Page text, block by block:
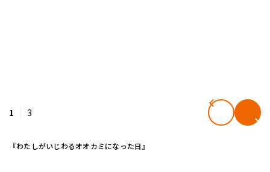
1 3
『わたしがいじわるオオカミになった日』